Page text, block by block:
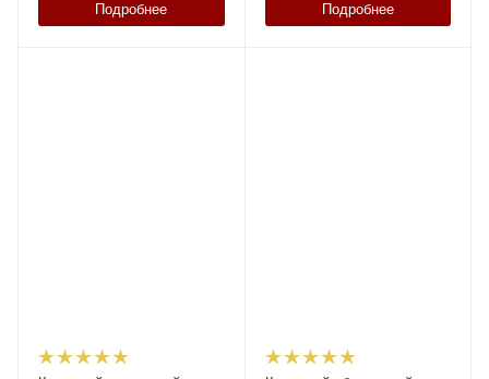
Подробнее Подробнее